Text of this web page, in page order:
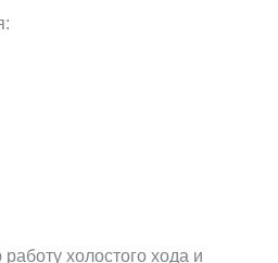
холостого хода и